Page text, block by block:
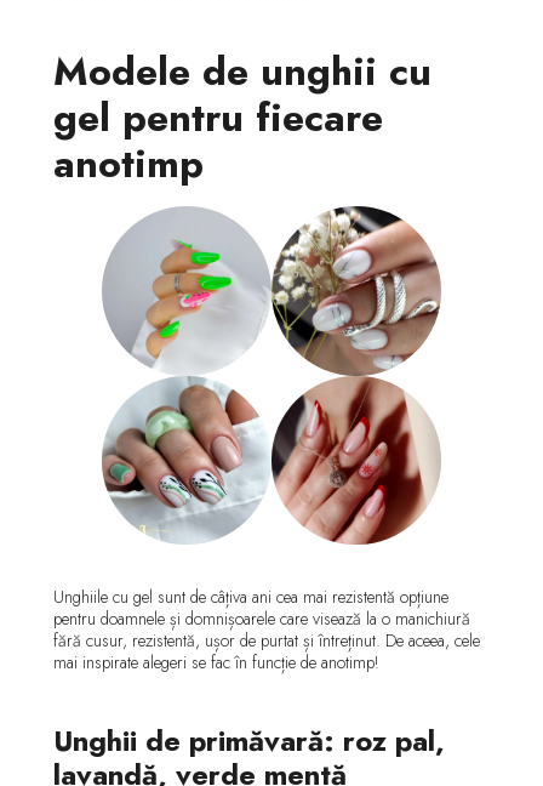
Modele de unghii cu
gel pentru fiecare
anotimp
Unghiile cu gel sunt de câțiva ani cea mai rezistentă opțiune
pentru doamnele și domnișoarele care visează la o manichiură
fără cusur, rezistentă, ușor de purtat și întreținut. De aceea, cele
mai inspirate alegeri se fac în funcție de anotimp!
Unghii de primăvară: roz pal,
lavandă, verde mentă